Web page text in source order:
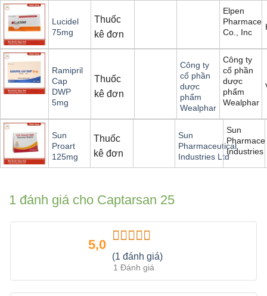
Lucidel
75mg
Thuốc
kê đơn
Elpen
Co., Inc
Ramipril
Cap
DWP
5mg
Thuốc
kê đơn
Công ty
cổ phần
dược
phẩm
Wealphar
Công ty
cổ phần
dược
phẩm
Wealphar
Sun
Proart
125mg
Thuốc
kê đơn
Sun
Pharmaceutical
Industries Ltd
Sun
Industries
1 đánh giá cho Captarsan 25
5,0
Được xếp
hạng 5.00
sao
(1 đánh giá)
1 Đánh giá